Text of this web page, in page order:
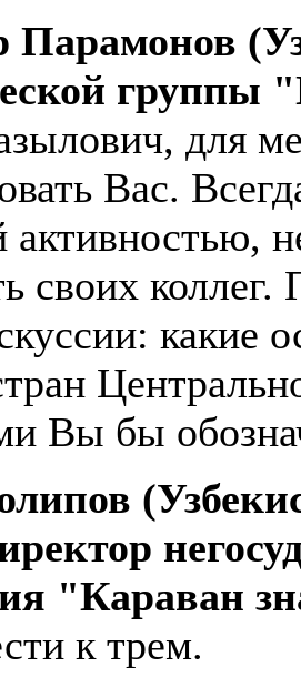
группы
для
Вас.
активностью,
своих
какие
Вы бы
"Караван
к трем.